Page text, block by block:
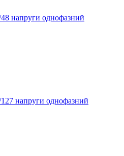
напруги однофазний
напруги однофазний